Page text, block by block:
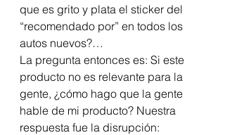
que es grito y plata el sticker del
“recomendado por” en todos los
autos nuevos?…
La pregunta entonces es: Si este
producto no es relevante para la
gente, ¿cómo hago que la gente
hable de mi producto? Nuestra
respuesta fue la disrupción: